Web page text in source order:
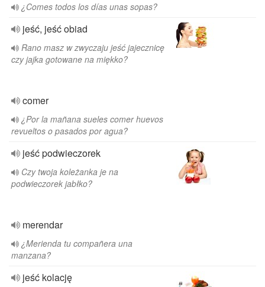
¿Comes todos los días unas sopas?
jeść, jeść obiad
Rano masz w zwyczaju jeść jajecznicę
czy jajka gotowane na miękko?
comer
¿Por la mañana sueles comer huevos
revueltos o pasados por agua?
jeść podwieczorek
Czy twoja koleżanka je na
podwieczorek jabłko?
merendar
¿Merienda tu compañera una
manzana?
jeść kolację